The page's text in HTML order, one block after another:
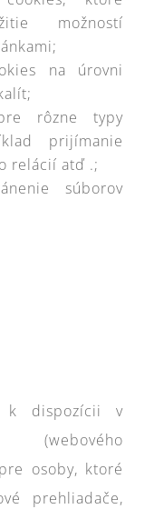
možností
na úrovni
rôzne typy
prijímanie
relácií atď .;
súborov
k dispozícii v
(webového
osoby, ktoré
prehliadače,